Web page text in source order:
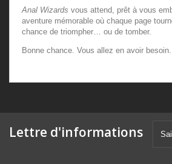
Anal Wizards vous attend, prêt à vous
aventure mémorable où chaque page
chance de triompher… ou de tomber.
Bonne chance. Vous allez en avoir besoin.
Lettre d'informations